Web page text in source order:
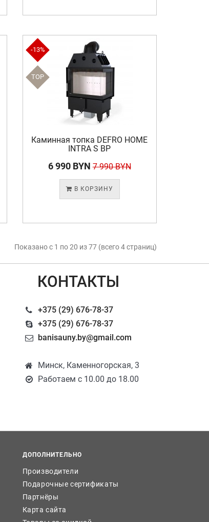
-13%
TOP
Каминная топка DEFRO HOME
INTRA S BP
6 990 BYN 7 990 BYN
В КОРЗИНУ
Показано с 1 по 20 из 77 (всего 4 страниц)
КОНТАКТЫ
+375 (29) 676-78-37
+375 (29) 676-78-37
banisauny.by@gmail.com
Минск, Каменногорская, 3
Работаем с 10.00 до 18.00
ДОПОЛНИТЕЛЬНО
Производители
Подарочные сертификаты
Партнёры
Карта сайта